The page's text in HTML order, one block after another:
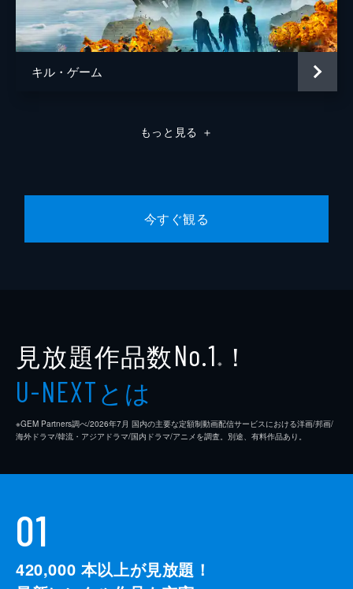
キル・ゲーム
もっと見る ＋
今すぐ観る
見放題作品数No.1 ※ ！
U-NEXTとは
※GEM Partners調べ/2026年7⽉ 国内の主要な定額制動画配信サービスにおける洋画/邦画/
海外ドラマ/韓流・アジアドラマ/国内ドラマ/アニメを調査。別途、有料作品あり。
01
420,000 本以上が見放題！